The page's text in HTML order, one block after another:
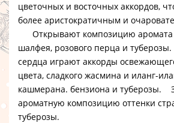
цветочных и восточных аккордов,
более аристократичным и
Открывают композицию аромата
шалфея, розового перца и туберозы.
сердца играют аккорды
цвета, сладкого жасмина и иланг-
кашмерана. бензиона и туберозы.
ароматную композицию оттенки
туберозы.